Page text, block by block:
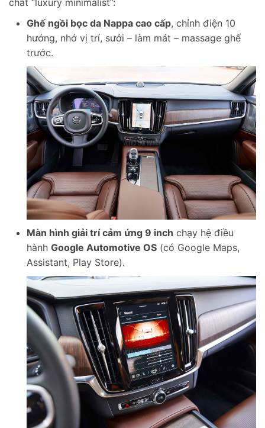
chất “luxury minimalist”:
Ghế ngồi bọc da Nappa cao cấp, chỉnh điện 10
hướng, nhớ vị trí, sưởi – làm mát – massage ghế
trước.
Màn hình giải trí cảm ứng 9 inch chạy hệ điều
hành Google Automotive OS (có Google Maps,
Assistant, Play Store).